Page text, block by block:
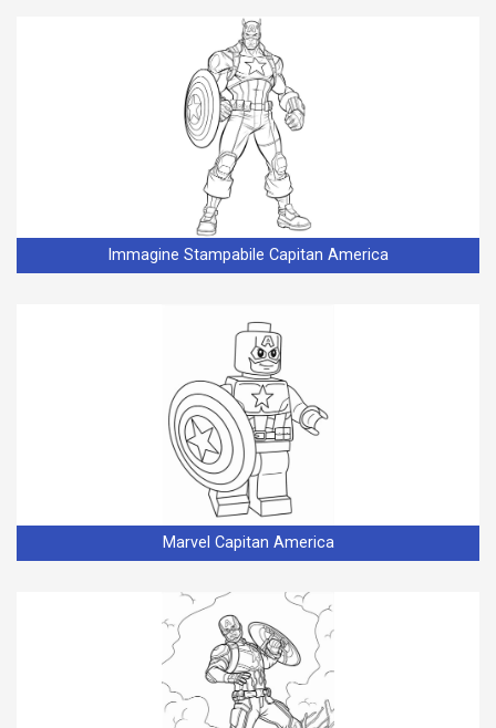
Immagine Stampabile Capitan America
Marvel Capitan America